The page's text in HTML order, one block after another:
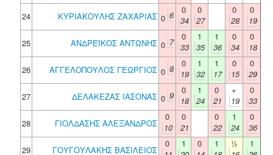
24
ΚΥΡΙΑΚΟΥΛΗΣ ΖΑΧΑΡΙΑΣ 0 6
0
34
0
27
0
28
0
19
25
ΑΝΔΡΕΪΚΟΣ ΑΝΤΩΝΗΣ 0 7
0
33
1
35
1
36
0
34
0
18
26
ΑΓΓΕΛΟΠΟΥΛΟΣ ΓΕΩΡΓΙΟΣ 0 8
0
19
1
32
1
17
0
15
0
29
27
ΔΕΛΑΚΕΖΑΣ ΙΑΣΟΝΑΣ 0 9
0
18
1
24
0
21
+
19
0
33
28
ΓΙΟΛΔΑΣΗΣ ΑΛΕΞΑΝΔΡΟΣ
0
10
0
21
0
22
1
24
0
36
29
ΓΟΥΓΟΥΛΑΚΗΣ ΒΑΣΙΛΕΙΟΣ
0
1
0
1
½
1